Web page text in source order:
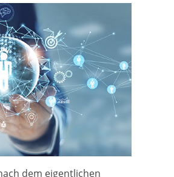
dem eigentlichen